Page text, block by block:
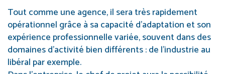
Tout comme une agence, il sera très rapidement
opérationnel grâce à sa capacité d’adaptation et son
expérience professionnelle variée, souvent dans des
domaines d’activité bien différents : de l’industrie au
libéral par exemple.